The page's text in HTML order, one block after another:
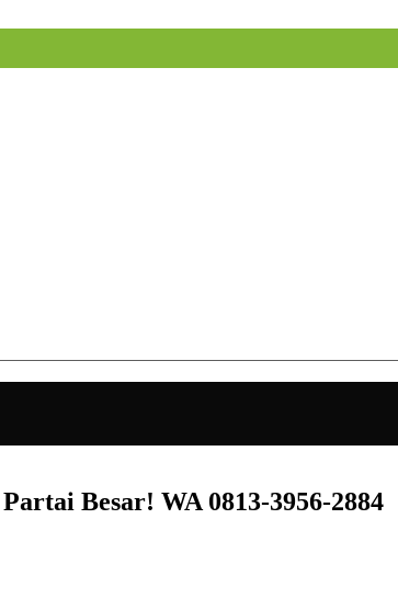
Besar! WA 0813-3956-2884